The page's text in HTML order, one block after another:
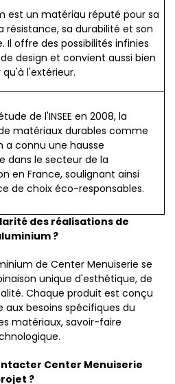
est un matériau réputé pour sa
résistance, sa durabilité et son
Il offre des possibilités infinies
design et convient aussi bien
l'extérieur.
de l'INSEE en 2008, la
matériaux durables comme
a connu une hausse
dans le secteur de la
en France, soulignant ainsi
de choix éco-responsables.
des réalisations de
?
de Center Menuiserie se
unique d'esthétique, de
Chaque produit est conçu
aux besoins spécifiques du
matériaux, savoir-faire
Center Menuiserie
?